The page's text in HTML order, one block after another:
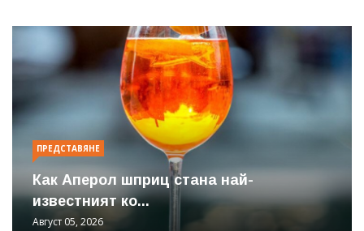
ПРЕДСТАВЯНЕ
Как Аперол шприц стана най-
известният ко...
Август 05, 2026